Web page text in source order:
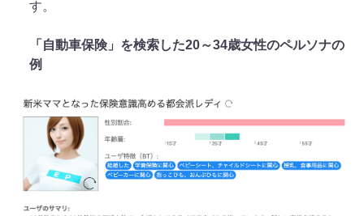
す。
「自動車保険」を検索した20～34歳女性のペルソナの
例